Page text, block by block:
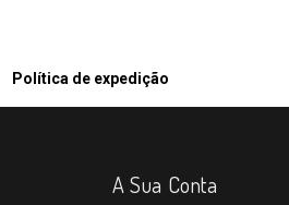
Política de expedição
A Sua Conta